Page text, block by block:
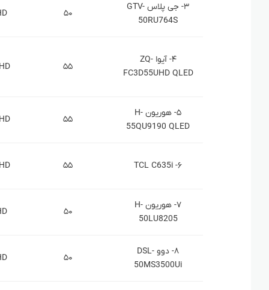
۳- جی پلاس GTV-
50RU764S
۵۰
۴- آیوا ZQ-
FC3D55UHD QLED
۵۵
۵- هوریون H-
55QU9190 QLED
۵۵
۶- TCL C635i ۵۵
۷- هوریون H-
50LU8205
۵۰
۸- دوو DSL-
50MS3500Ui
۵۰